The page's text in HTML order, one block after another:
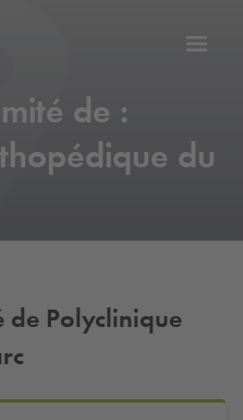
de :
du
de Polyclinique